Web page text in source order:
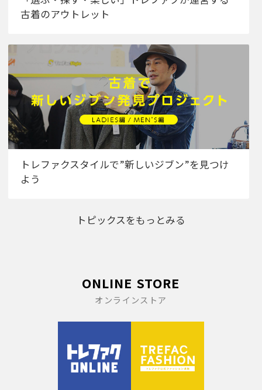
古着のアウトレット
トレファクスタイルで”新しいジブン”を見つけ
よう
トピックスをもっとみる
ONLINE STORE
オンラインストア